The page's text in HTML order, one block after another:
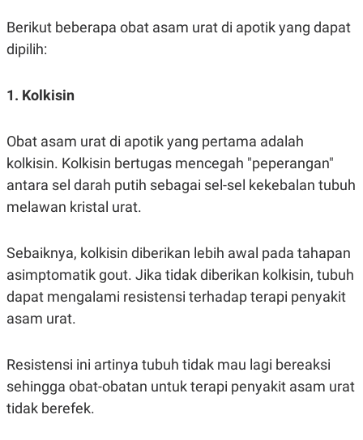
Berikut beberapa obat asam urat di apotik yang dapat
dipilih:
1. Kolkisin
Obat asam urat di apotik yang pertama adalah
kolkisin. Kolkisin bertugas mencegah "peperangan"
antara sel darah putih sebagai sel-sel kekebalan tubuh
melawan kristal urat.
Sebaiknya, kolkisin diberikan lebih awal pada tahapan
asimptomatik gout. Jika tidak diberikan kolkisin, tubuh
dapat mengalami resistensi terhadap terapi penyakit
asam urat.
Resistensi ini artinya tubuh tidak mau lagi bereaksi
sehingga obat-obatan untuk terapi penyakit asam urat
tidak berefek.